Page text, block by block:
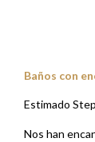
Baños con
Estimado
Nos han